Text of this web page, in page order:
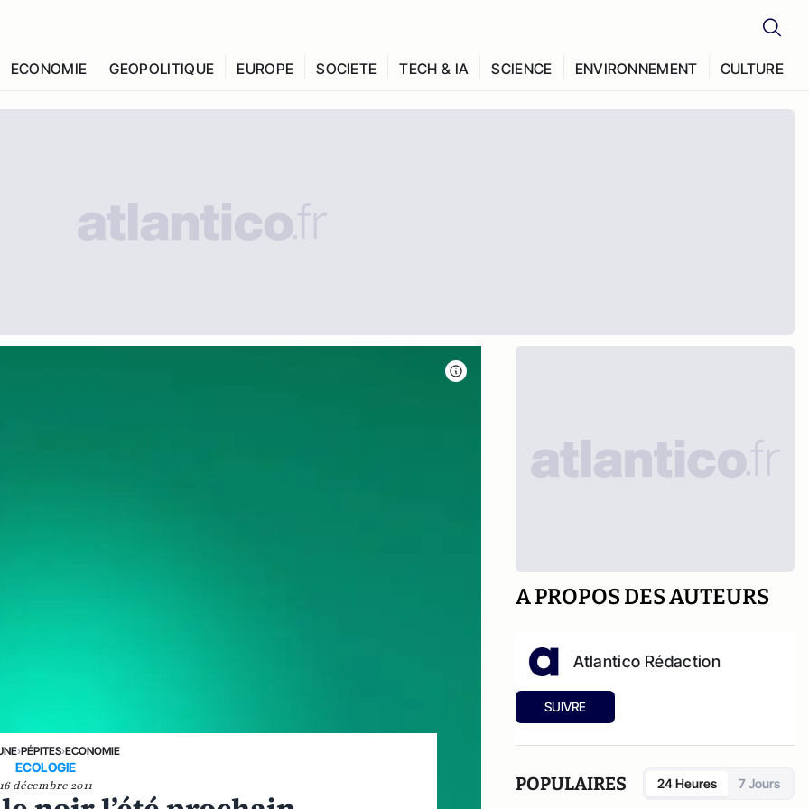
ECONOMIE GEOPOLITIQUE EUROPE SOCIETE TECH & IA SCIENCE ENVIRONNEMENT CULTURE
›PÉPITES›ECONOMIE
ECOLOGIE
décembre 2011
A PROPOS DES AUTEURS
Atlantico Rédaction
SUIVRE
POPULAIRES 24 Heures 7 Jours